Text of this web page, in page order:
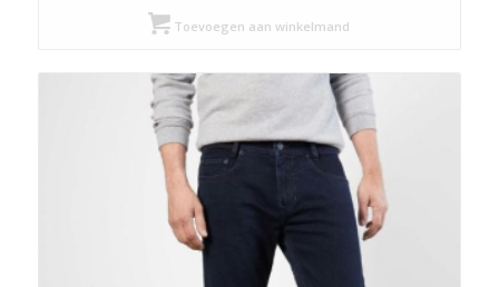
Toevoegen aan winkelmand